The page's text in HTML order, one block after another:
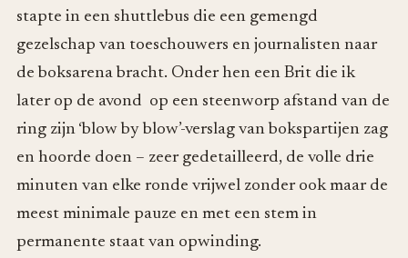
stapte in een shuttlebus die een gemengd
gezelschap van toeschouwers en journalisten naar
de boksarena bracht. Onder hen een Brit die ik
later op de avond op een steenworp afstand van de
ring zijn ‘blow by blow’-verslag van bokspartijen zag
en hoorde doen – zeer gedetailleerd, de volle drie
minuten van elke ronde vrijwel zonder ook maar de
meest minimale pauze en met een stem in
permanente staat van opwinding.